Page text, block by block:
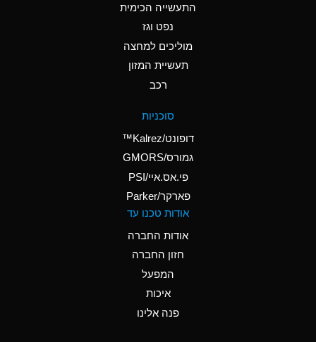
Ammonium Nitrate
Ammonium Nitrite
Ammonium Persulfate
Ammonium Phosphate
A
Ammonium Sulfate
A
Amyl Acetate (Banana
התעשייה הכימית
נפט וגז
מוליכים למחצה
תעשיית המזון
רכב
סוכניות
דופונט/Kalrez™
גמורס/GMORS
פי.אס.איי/PSI
פארקר/Parker
אודות טכנו עד
אודות החברה
חזון החברה
המפעל
איכות
פנה אלינו